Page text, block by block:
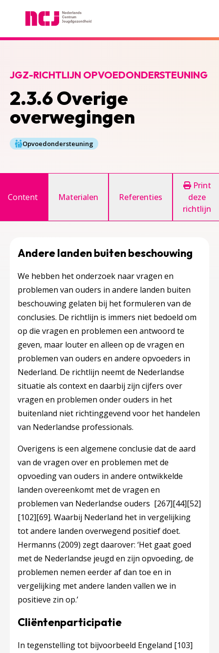
2.3.6 Overige
overwegingen
JGZ-RICHTLIJN OPVOEDONDERSTEUNING
Opvoedondersteuning
Content Materialen Referenties
Print
deze
richtlijn
Andere landen buiten beschouwing
We hebben het onderzoek naar vragen en
problemen van ouders in andere landen buiten
beschouwing gelaten bij het formuleren van de
conclusies. De richtlijn is immers niet bedoeld om
op die vragen en problemen een antwoord te
geven, maar louter en alleen op de vragen en
problemen van ouders en andere opvoeders in
Nederland. De richtlijn neemt de Nederlandse
situatie als context en daarbij zijn cijfers over
vragen en problemen onder ouders in het
buitenland niet richtinggevend voor het handelen
van Nederlandse professionals.
Overigens is een algemene conclusie dat de aard
van de vragen over en problemen met de
opvoeding van ouders in andere ontwikkelde
landen overeenkomt met de vragen en
problemen van Nederlandse ouders [267][44][52]
[102][69]. Waarbij Nederland het in vergelijking
tot andere landen overwegend positief doet.
Hermanns (2009) zegt daarover: ‘Het gaat goed
met de Nederlandse jeugd en zijn opvoeding, de
problemen nemen eerder af dan toe en in
vergelijking met andere landen vallen we in
positieve zin op.’
Cliëntenparticipatie
In tegenstelling tot bijvoorbeeld Engeland [103]